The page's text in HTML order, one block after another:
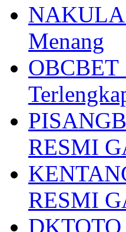
Menang
OBCBET
RESMI
RESMI
DKTOTO